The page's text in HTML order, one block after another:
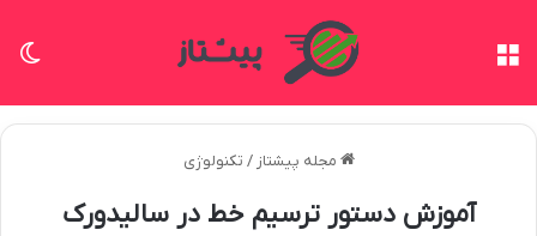
مجله پیشتاز / تکنولوژی
آموزش دستور ترسیم خط در سالیدورک